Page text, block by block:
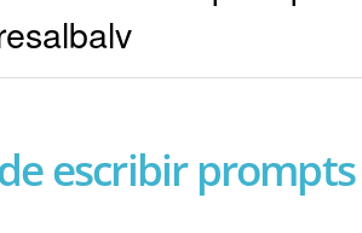
escribir prompts